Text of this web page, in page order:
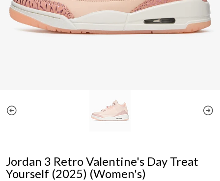
Jordan 3 Retro Valentine's Day Treat
Yourself (2025) (Women's)